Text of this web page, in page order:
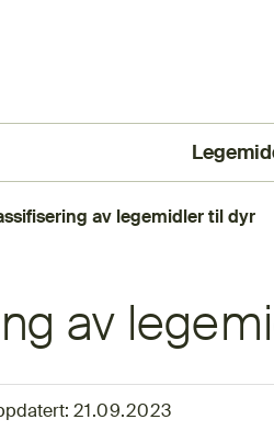
av legemidler til dyr
av
21.09.2023